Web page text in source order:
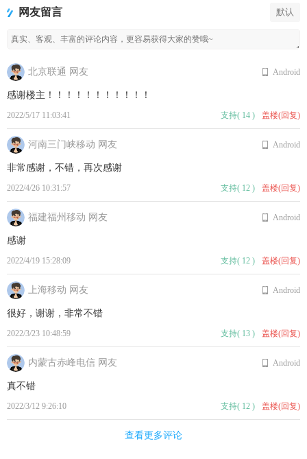
网友留言 默认
北京联通 网友
2022/5/17 11:03:41
感谢楼主！！！！！！！！！！！
Android
支持( 14 ) 盖楼(回复)
河南三门峡移动 网友
2022/4/26 10:31:57
非常感谢，不错，再次感谢
Android
支持( 12 ) 盖楼(回复)
福建福州移动 网友
2022/4/19 15:28:09
感谢
Android
支持( 12 ) 盖楼(回复)
上海移动 网友
2022/3/23 10:48:59
很好，谢谢，非常不错
Android
支持( 13 ) 盖楼(回复)
内蒙古赤峰电信 网友
2022/3/12 9:26:10
真不错
Android
支持( 12 ) 盖楼(回复)
查看更多评论